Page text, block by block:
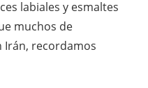
labiales y esmaltes
muchos de
Irán, recordamos